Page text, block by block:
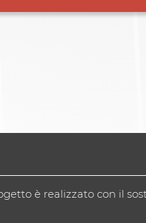
è realizzato con il